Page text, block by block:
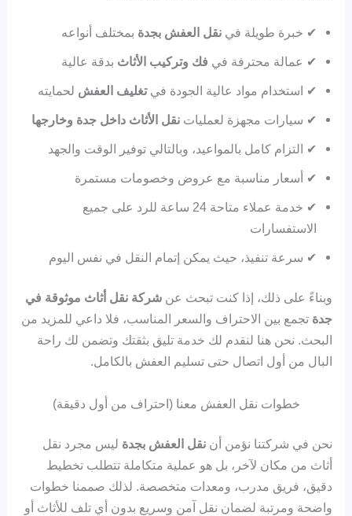
✔ خبرة طويلة فينقل العفش بجدة بمختلف أنواعه
✔ عمالة محترفة في فك وتركيب الأثاث بدقة عالية
✔ استخدام مواد عالية الجودة فيتغليف العفش لحمايته
✔ سيارات مجهزة لعملياتنقل الأثاث داخل جدة وخارجها
✔ التزام كامل بالمواعيد، وبالتالي توفير الوقت والجهد
✔ أسعار مناسبة مع عروض وخصومات مستمرة
✔ خدمة عملاء متاحة 24 ساعة للرد على جميع
الاستفسارات
✔ سرعة تنفيذ، حيث يمكن إتمام النقل في نفس اليوم
وبناءً على ذلك، إذا كنت تبحث عنشركة نقل أثاث موثوقة في
جدة تجمع بين الاحتراف والسعر المناسب، فلا داعي للمزيد من
البحث. نحن هنا لنقدم لك خدمة تليق بثقتك وتضمن لك راحة
البال من أول اتصال حتى تسليم العفش بالكامل.
خطوات نقل العفش معنا (احتراف من أول دقيقة)
نحن في شركتنا نؤمن أننقل العفش بجدة ليس مجرد نقل
أثاث من مكان لآخر، بل هو عملية متكاملة تتطلب تخطيط
دقيق، فريق مدرب، ومعدات متخصصة. لذلك صممنا خطوات
واضحة ومرتبة لضمان نقل آمن وسريع بدون أي تلف للأثاث أو